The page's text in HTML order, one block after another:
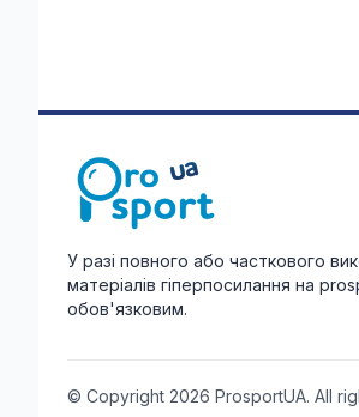
У разі повного або часткового
матеріалів гіперпосилання на
обов'язковим.
© Copyright 2026 ProsportUA. All